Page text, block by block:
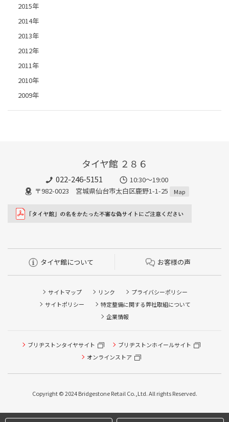
2015年
2014年
2013年
2012年
2011年
2010年
2009年
タイヤ館 ２８６
022-246-5151
10:30～19:00
〒982-0023 宮城県仙台市太白区鹿野1-1-25
Map
タイヤ館について お客様の声
サイトマップ リンク
プライバシーポリシー
サイトポリシー
特定整備に関する弊社取組について
企業情報
ブリヂストンタイヤサイト
ブリヂストンホイールサイト
オンラインストア
Copyright © 2024 Bridgestone Retail Co.,Ltd. All rights Reserved.
タイヤ点検・安全点検/タイヤ履き替え/オイル交換/その他
ピット作業の予約
本日のタイヤ履き替え順番待ち予約 ※クローク契約会員の